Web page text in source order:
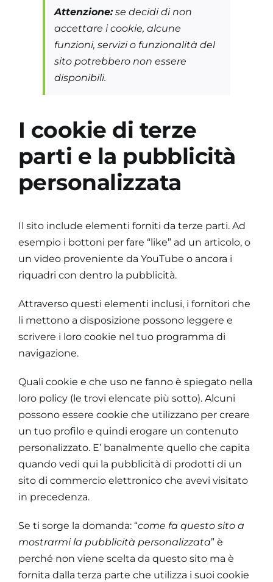
Attenzione:se decidi di non
accettare i cookie, alcune
funzioni, servizi o funzionalità del
sito potrebbero non essere
disponibili.
I cookie di terze
parti e la pubblicità
personalizzata
Il sito include elementi forniti da terze parti. Ad
esempio i bottoni per fare “like” ad un articolo, o
un video proveniente da YouTube o ancora i
riquadri con dentro la pubblicità.
Attraverso questi elementi inclusi, i fornitori che
li mettono a disposizione possono leggere e
scrivere i loro cookie nel tuo programma di
navigazione.
Quali cookie e che uso ne fanno è spiegato nella
loro policy (le trovi elencate più sotto). Alcuni
possono essere cookie che utilizzano per creare
un tuo profilo e quindi erogare un contenuto
personalizzato. E’ banalmente quello che capita
quando vedi qui la pubblicità di prodotti di un
sito di commercio elettronico che avevi visitato
in precedenza.
Se ti sorge la domanda: “come fa questo sito a
mostrarmi la pubblicità personalizzata” è
perché non viene scelta da questo sito ma è
fornita dalla terza parte che utilizza i suoi cookie